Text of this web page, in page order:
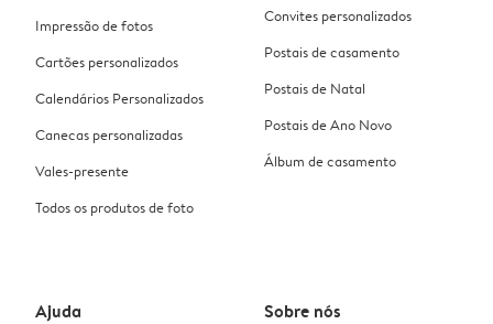
Impressão de fotos
Cartões personalizados
Calendários Personalizados
Canecas personalizadas
Vales-presente
Todos os produtos de foto
Convites personalizados
Postais de casamento
Postais de Natal
Postais de Ano Novo
Álbum de casamento
Ajuda Sobre nós